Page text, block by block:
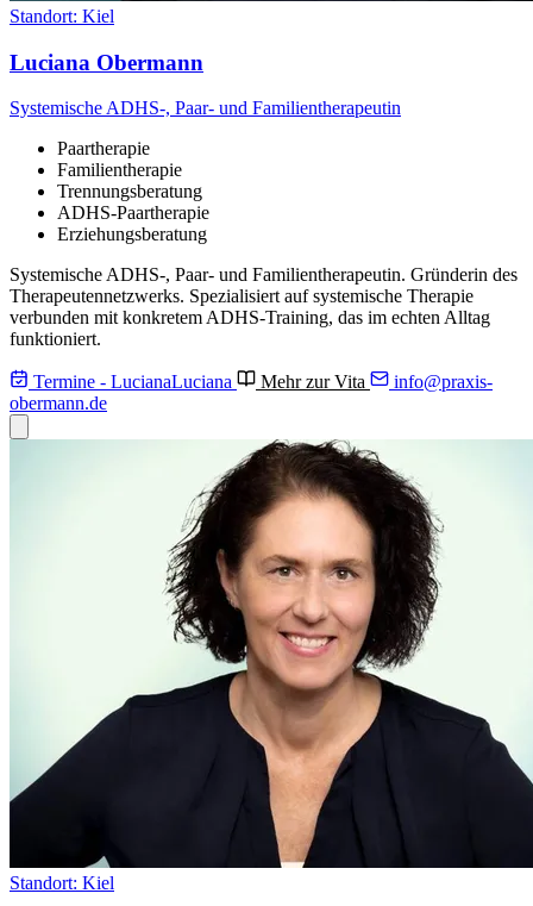
Standort: Kiel
Luciana Obermann
Systemische ADHS-, Paar- und Familientherapeutin
Paartherapie
Familientherapie
Trennungsberatung
ADHS-Paartherapie
Erziehungsberatung
Systemische ADHS-, Paar- und Familientherapeutin. Gründerin des
Therapeutennetzwerks. Spezialisiert auf systemische Therapie
verbunden mit konkretem ADHS-Training, das im echten Alltag
funktioniert.
Termine - LucianaLuciana Mehr zur Vita info@praxis-
obermann.de
Standort: Kiel